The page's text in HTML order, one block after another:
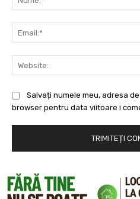
Salvați numele meu, adresa
browser pentru data viitoare i